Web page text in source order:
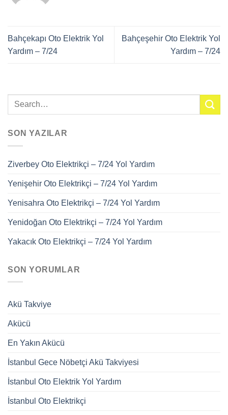
Bahçekapı Oto Elektrik Yol
Yardım – 7/24
Bahçeşehir Oto Elektrik Yol
Yardım – 7/24
SON YAZILAR
Ziverbey Oto Elektrikçi – 7/24 Yol Yardım
Yenişehir Oto Elektrikçi – 7/24 Yol Yardım
Yenisahra Oto Elektrikçi – 7/24 Yol Yardım
Yenidoğan Oto Elektrikçi – 7/24 Yol Yardım
Yakacık Oto Elektrikçi – 7/24 Yol Yardım
SON YORUMLAR
Akü Takviye
Akücü
En Yakın Akücü
İstanbul Gece Nöbetçi Akü Takviyesi
İstanbul Oto Elektrik Yol Yardım
İstanbul Oto Elektrikçi